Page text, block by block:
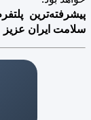
پیشرفته‌ترین
سلامت ایران عزیز